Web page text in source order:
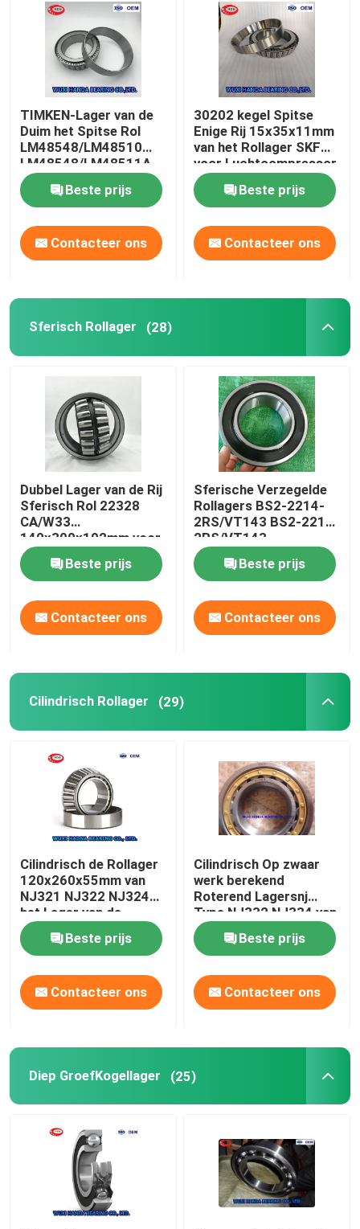
Fabrieksreis
Kwaliteitscontrole
Contacteer ons
Nieuws
Gevallen
Spits Rollager
Cilindrisch Rollager
Diep GroefKogellager
Hoekig ContactKogellager
Het Lager van het hoofdkussenblok
Het Lager van de naaldrol
Het Kogellager van SKF
FAG Sferisch Rollager
TIMKEN-Rollager
Het kogellager van NSK
gekruiste rollagers
TIMKEN-Lager van de
Duim het Spitse Rol
LM48548/LM48510
LM48548/LM48511A
Beste prijs
Contacteer ons
30202 kegel Spitse
Enige Rij 15x35x11mm
van het Rollager SKF
voor Luchtcompressor
Beste prijs
Contacteer ons
Sferisch Rollager (28)
Dubbel Lager van de Rij
Sferisch Rol 22328
CA/W33
140x300x102mm voor
Maalmachine
Beste prijs
Contacteer ons
Sferische Verzegelde
Rollagers BS2-2214-
2RS/VT143 BS2-2215-
2RS/VT143
Beste prijs
Contacteer ons
Cilindrisch Rollager (29)
Cilindrisch de Rollager
120x260x55mm van
NJ321 NJ322 NJ324
het Lager van de
Motornokkenas
Beste prijs
Contacteer ons
Cilindrisch Op zwaar
werk berekend
Roterend Lagersnj
Type NJ332 NJ334 van
het Rollager
Beste prijs
Contacteer ons
Diep GroefKogellager (25)